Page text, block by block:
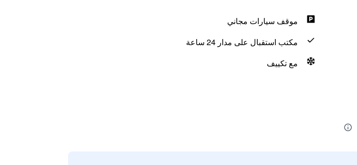
موقف سيارات مجاني
مكتب استقبال على مدار 24 ساعة
مع تكييف